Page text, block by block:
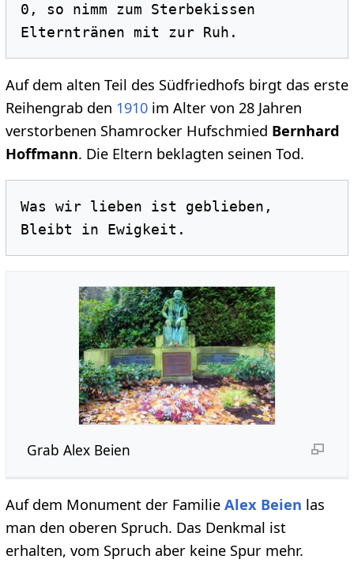
0, so nimm zum Sterbekissen
Auf dem alten Teil des Südfriedhofs birgt das erste
Reihengrab den 1910im Alter von 28 Jahren
verstorbenen Shamrocker Hufschmied Bernhard
Hoffmann. Die Eltern beklagten seinen Tod.
Was wir lieben ist geblieben,
Grab Alex Beien
Auf dem Monument der Familie Alex Beien las
man den oberen Spruch. Das Denkmal ist
erhalten, vom Spruch aber keine Spur mehr.